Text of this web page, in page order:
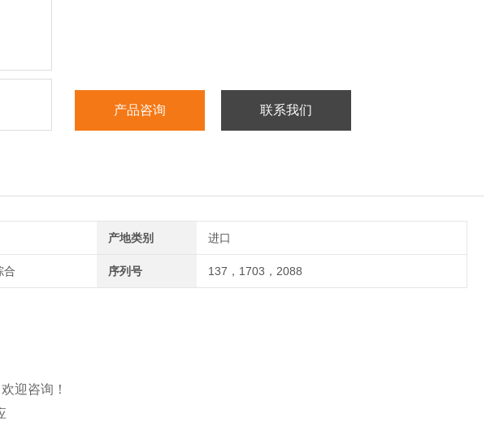
产品咨询 联系我们
产地类别 进口
合 序列号 137，1703，2088
迎咨询！